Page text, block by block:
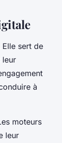
sert de
leur
à
moteurs
leur